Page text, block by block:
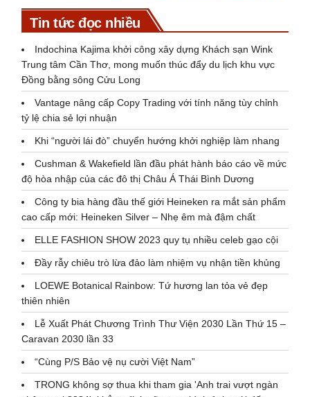
Tin tức đọc nhiều
Indochina Kajima khởi công xây dựng Khách sạn Wink
Trung tâm Cần Thơ, mong muốn thúc đẩy du lịch khu vực
Đồng bằng sông Cửu Long
Vantage nâng cấp Copy Trading với tính năng tùy chỉnh
tỷ lệ chia sẻ lợi nhuận
Khi “người lái đò” chuyển hướng khởi nghiệp làm nhang
Cushman & Wakefield lần đầu phát hành báo cáo về mức
độ hòa nhập của các đô thị Châu Á Thái Bình Dương
Công ty bia hàng đầu thế giới Heineken ra mắt sản phẩm
cao cấp mới: Heineken Silver – Nhẹ êm mà đậm chất
ELLE FASHION SHOW 2023 quy tụ nhiều celeb gạo cội
Đầy rẫy chiêu trò lừa đảo làm nhiệm vụ nhận tiền khủng
LOEWE Botanical Rainbow: Tứ hương lan tỏa vẻ đẹp
thiên nhiên
Lễ Xuất Phát Chương Trình Thư Viện 2030 Lần Thứ 15 –
Caravan 2030 lần 33
“Cùng P/S Bảo vệ nụ cười Việt Nam”
TRONG không sợ thua khi tham gia 'Anh trai vượt ngàn